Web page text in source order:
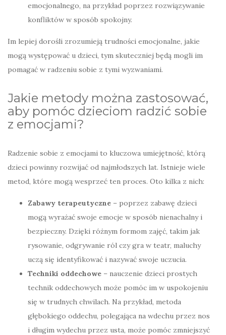
emocjonalnego, na przykład poprzez rozwiązywanie
konfliktów w sposób spokojny.
Im lepiej dorośli zrozumieją trudności emocjonalne, jakie
mogą występować u dzieci, tym skuteczniej będą mogli im
pomagać w radzeniu sobie z tymi wyzwaniami.
Jakie metody można zastosować,
aby pomóc dzieciom radzić sobie
z emocjami?
Radzenie sobie z emocjami to kluczowa umiejętność, którą
dzieci powinny rozwijać od najmłodszych lat. Istnieje wiele
metod, które mogą wesprzeć ten proces. Oto kilka z nich:
Zabawy terapeutyczne – poprzez zabawę dzieci
mogą wyrażać swoje emocje w sposób nienachalny i
bezpieczny. Dzięki różnym formom zajęć, takim jak
rysowanie, odgrywanie ról czy gra w teatr, maluchy
uczą się identyfikować i nazywać swoje uczucia.
Techniki oddechowe – nauczenie dzieci prostych
technik oddechowych może pomóc im w uspokojeniu
się w trudnych chwilach. Na przykład, metoda
głębokiego oddechu, polegająca na wdechu przez nos
i długim wydechu przez usta, może pomóc zmniejszyć